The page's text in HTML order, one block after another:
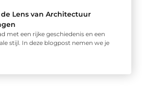
Lens van Architectuur
met een rijke geschiedenis en een
stijl. In deze blogpost nemen we je